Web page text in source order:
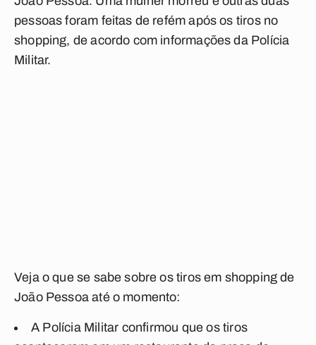
pessoas foram feitas de refém após os tiros no
shopping, de acordo com informações da Polícia
Militar.
Veja o que se sabe sobre os tiros em shopping de
João Pessoa até o momento:
A Polícia Militar confirmou que os tiros